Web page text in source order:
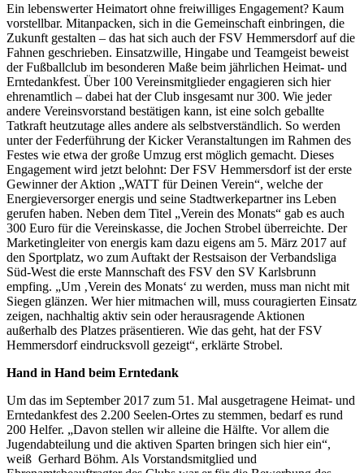
Ein lebenswerter Heimatort ohne freiwilliges Engagement? Kaum
vorstellbar. Mitanpacken, sich in die Gemeinschaft einbringen, die
Zukunft gestalten – das hat sich auch der FSV Hemmersdorf auf die
Fahnen geschrieben. Einsatzwille, Hingabe und Teamgeist beweist
der Fußballclub im besonderen Maße beim jährlichen Heimat- und
Erntedankfest. Über 100 Vereinsmitglieder engagieren sich hier
ehrenamtlich – dabei hat der Club insgesamt nur 300. Wie jeder
andere Vereinsvorstand bestätigen kann, ist eine solch geballte
Tatkraft heutzutage alles andere als selbstverständlich. So werden
unter der Federführung der Kicker Veranstaltungen im Rahmen des
Festes wie etwa der große Umzug erst möglich gemacht. Dieses
Engagement wird jetzt belohnt: Der FSV Hemmersdorf ist der erste
Gewinner der Aktion „WATT für Deinen Verein“, welche der
Energieversorger energis und seine Stadtwerkepartner ins Leben
gerufen haben. Neben dem Titel „Verein des Monats“ gab es auch
300 Euro für die Vereinskasse, die Jochen Strobel überreichte. Der
Marketingleiter von energis kam dazu eigens am 5. März 2017 auf
den Sportplatz, wo zum Auftakt der Restsaison der Verbandsliga
Süd-West die erste Mannschaft des FSV den SV Karlsbrunn
empfing. „Um ‚Verein des Monats‘ zu werden, muss man nicht mit
Siegen glänzen. Wer hier mitmachen will, muss couragierten Einsatz
zeigen, nachhaltig aktiv sein oder herausragende Aktionen
außerhalb des Platzes präsentieren. Wie das geht, hat der FSV
Hemmersdorf eindrucksvoll gezeigt“, erklärte Strobel.
Hand in Hand beim Erntedank
Um das im September 2017 zum 51. Mal ausgetragene Heimat- und
Erntedankfest des 2.200 Seelen-Ortes zu stemmen, bedarf es rund
200 Helfer. „Davon stellen wir alleine die Hälfte. Vor allem die
Jugendabteilung und die aktiven Sparten bringen sich hier ein“,
weiß Gerhard Böhm. Als Vorstandsmitglied und